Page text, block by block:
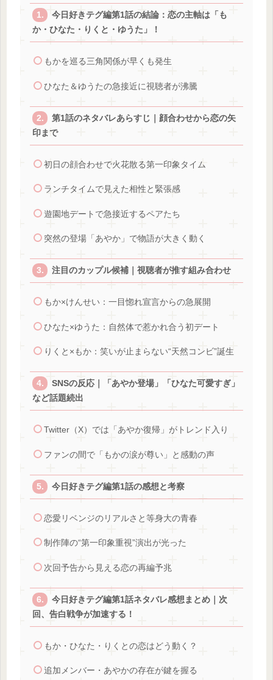
今日好きテグ編第1話の結論：恋の主軸は「も
か・ひなた・りくと・ゆうた」！
もかを巡る三角関係が早くも発生
ひなた＆ゆうたの急接近に視聴者が沸騰
第1話のネタバレあらすじ｜顔合わせから恋の矢
印まで
初日の顔合わせで火花散る第一印象タイム
ランチタイムで見えた相性と緊張感
遊園地デートで急接近するペアたち
突然の登場「あやか」で物語が大きく動く
注目のカップル候補｜視聴者が推す組み合わせ
もか×けんせい：一目惚れ宣言からの急展開
ひなた×ゆうた：自然体で惹かれ合う初デート
りくと×もか：笑いが止まらない“天然コンビ”誕生
SNSの反応｜「あやか登場」「ひなた可愛すぎ」
など話題続出
Twitter（X）では「あやか復帰」がトレンド入り
ファンの間で「もかの涙が尊い」と感動の声
今日好きテグ編第1話の感想と考察
恋愛リベンジのリアルさと等身大の青春
制作陣の“第一印象重視”演出が光った
次回予告から見える恋の再編予兆
今日好きテグ編第1話ネタバレ感想まとめ｜次
回、告白戦争が加速する！
もか・ひなた・りくとの恋はどう動く？
追加メンバー・あやかの存在が鍵を握る